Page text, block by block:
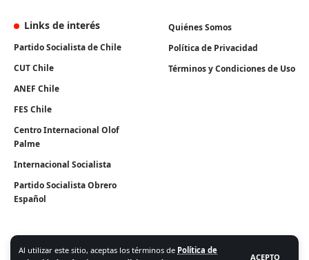
Al utilizar este sitio, aceptas los términos de Política de
ACEPTO
Links de interés
Partido Socialista de Chile
CUT Chile
ANEF Chile
FES Chile
Centro Internacional Olof
Palme
Internacional Socialista
Partido Socialista Obrero
Español
Quiénes Somos
Política de Privacidad
Términos y Condiciones de Uso